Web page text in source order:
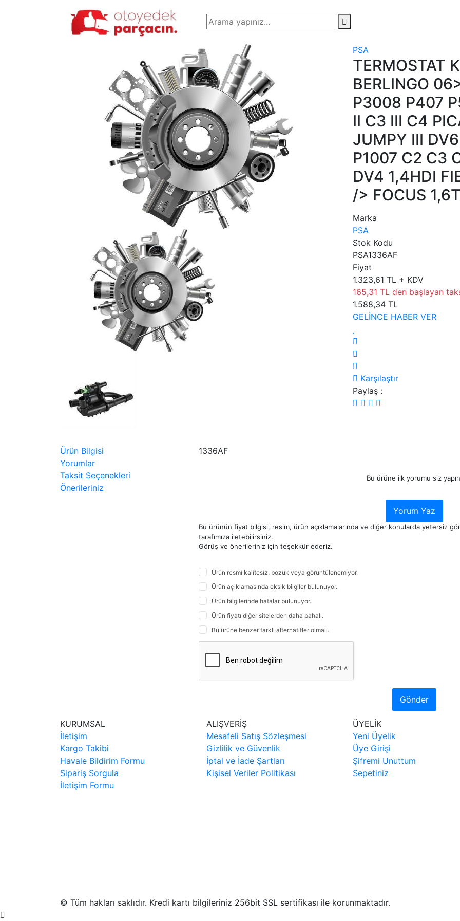
PSA
TERMOSTAT
BERLINGO
P3008 P407
II C3 III C4
JUMPY III
P1007 C2 C3
DV4 1,4HDI
/> FOCUS
Marka
PSA
Stok Kodu
PSA1336AF
Fiyat
1.323,61 TL + KDV
165,31 TL den başlayan
1.588,34 TL
GELİNCE HABER VER
Karşılaştır
Paylaş :
Ürün Bilgisi
Yorumlar
Taksit Seçenekleri
Önerileriniz
1336AF
Bu ürüne ilk yorumu siz
Yorum Yaz
Bu ürünün fiyat bilgisi, resim, ürün açıklamalarında ve diğer konularda yetersiz
tarafımıza iletebilirsiniz.
Görüş ve önerileriniz için teşekkür ederiz.
Ürün resmi kalitesiz, bozuk veya görüntülenemiyor.
Ürün açıklamasında eksik bilgiler bulunuyor.
Ürün bilgilerinde hatalar bulunuyor.
Ürün fiyatı diğer sitelerden daha pahalı.
Bu ürüne benzer farklı alternatifler olmalı.
Gönder
KURUMSAL
İletişim
Kargo Takibi
Havale Bildirim Formu
Sipariş Sorgula
İletişim Formu
ALIŞVERİŞ
Mesafeli Satış Sözleşmesi
Gizlilik ve Güvenlik
İptal ve İade Şartları
Kişisel Veriler Politikası
ÜYELİK
Yeni Üyelik
Üye Girişi
Şifremi Unuttum
Sepetiniz
© Tüm hakları saklıdır. Kredi kartı bilgileriniz 256bit SSL sertifikası ile korunmaktadır.